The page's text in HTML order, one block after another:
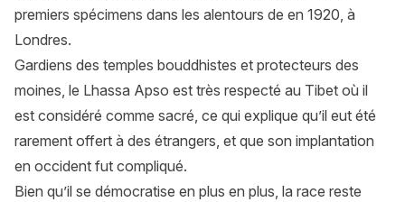
premiers spécimens dans les alentours de en 1920, à
Londres.
Gardiens des temples bouddhistes et protecteurs des
moines, le Lhassa Apso est très respecté au Tibet où il
est considéré comme sacré, ce qui explique qu’il eut été
rarement offert à des étrangers, et que son implantation
en occident fut compliqué.
Bien qu’il se démocratise en plus en plus, la race reste